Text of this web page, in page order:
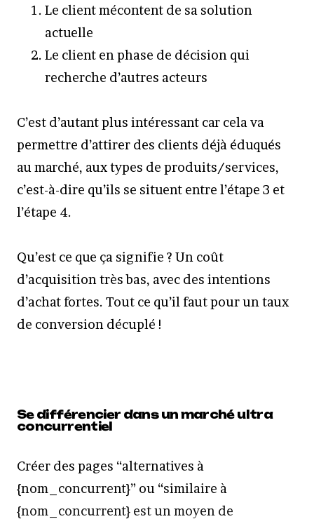
Le client mécontent de sa solution
actuelle
Le client en phase de décision qui
recherche d’autres acteurs
C’est d’autant plus intéressant car cela va
permettre d’attirer des clients déjà éduqués
au marché, aux types de produits/services,
c’est-à-dire qu’ils se situent entre l’étape 3 et
l’étape 4.
Qu’est ce que ça signifie ? Un coût
d’acquisition très bas, avec des intentions
d’achat fortes. Tout ce qu’il faut pour un taux
de conversion décuplé !
Se différencier dans un marché ultra
concurrentiel
Créer des pages “alternatives à
{nom_concurrent}” ou “similaire à
{nom_concurrent} est un moyen de